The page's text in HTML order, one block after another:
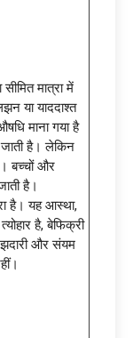
मात्रा में
या याददाश्त
माना गया है
है। लेकिन
बच्चों और
है।
है। यह आस्था,
है, बेफिक्री
और संयम